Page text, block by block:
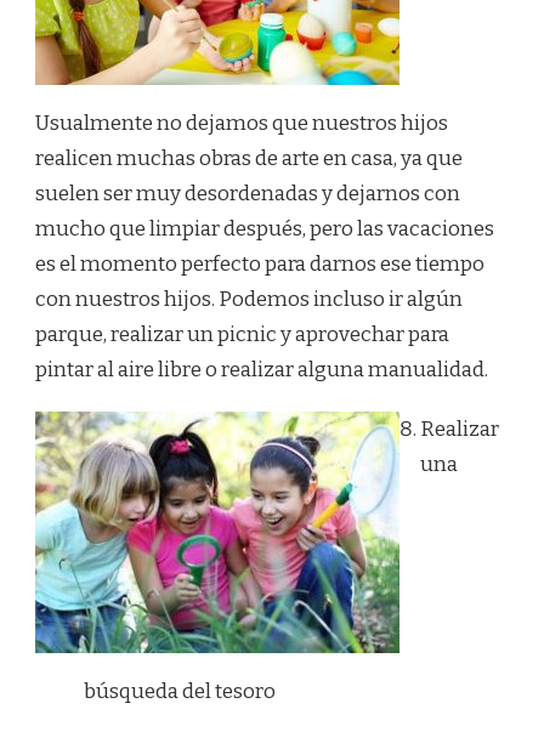
Usualmente no dejamos que nuestros hijos
realicen muchas obras de arte en casa, ya que
suelen ser muy desordenadas y dejarnos con
mucho que limpiar después, pero las vacaciones
es el momento perfecto para darnos ese tiempo
con nuestros hijos. Podemos incluso ir algún
parque, realizar un picnic y aprovechar para
pintar al aire libre o realizar alguna manualidad.
Realizar
una
búsqueda del tesoro